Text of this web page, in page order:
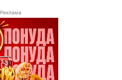
Реклама